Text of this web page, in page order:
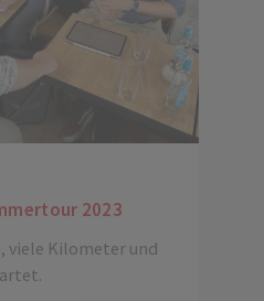
2023
viele Kilometer und